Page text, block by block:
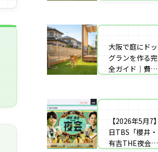
戸〜播磨・淡
大阪で庭にドッ
グランを作る完
全ガイド｜費用
【エリア対応】
【2026年5月7】
日TBS「櫻井・
有吉THE夜会」
さんのご実家の
を施工
庭にドッグラン
をDIY！初心者
でもプロ級に仕
アル
自宅の庭にドッ
グラン計画の完
全ガイド：DIY